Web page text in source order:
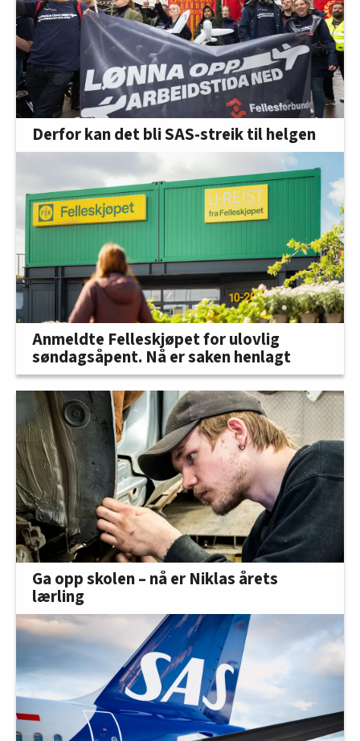
Derfor kan det bli SAS-streik til helgen
Anmeldte Felleskjøpet for ulovlig
søndagsåpent. Nå er saken henlagt
Ga opp skolen – nå er Niklas årets
lærling